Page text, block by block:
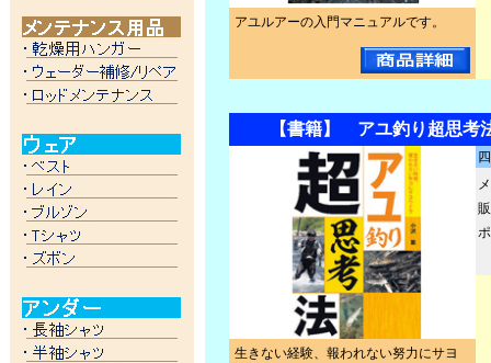
アユルアーの入門マニュアルです。
【書籍】 アユ釣り超思
生きない経験、報われない努力にサヨ